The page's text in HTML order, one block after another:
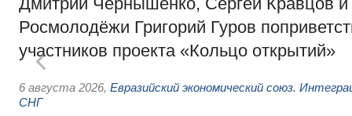
Росмолодёжи Григорий Гуров
участников проекта «Кольцо открытий»
6 августа 2026, Евразийский экономический союз.
СНГ